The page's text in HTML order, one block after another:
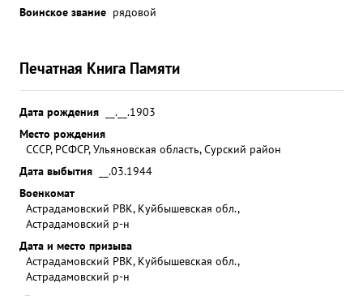
Воинское звание рядовой
Печатная Книга Памяти
Дата рождения
__.__.1903
Место рождения
СССР, РСФСР, Ульяновская область, Сурский район
Дата выбытия
__.03.1944
Военкомат
Астрадамовский РВК, Куйбышевская обл.,
Астрадамовский р-н
Дата и место призыва
Астрадамовский РВК, Куйбышевская обл.,
Астрадамовский р-н